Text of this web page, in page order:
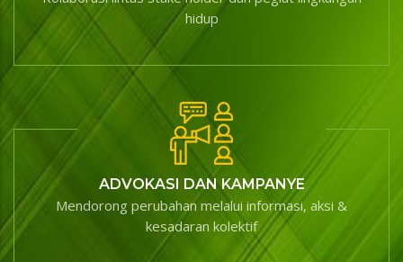
hidup
ADVOKASI DAN KAMPANYE
Mendorong perubahan melalui informasi, aksi &
kesadaran kolektif